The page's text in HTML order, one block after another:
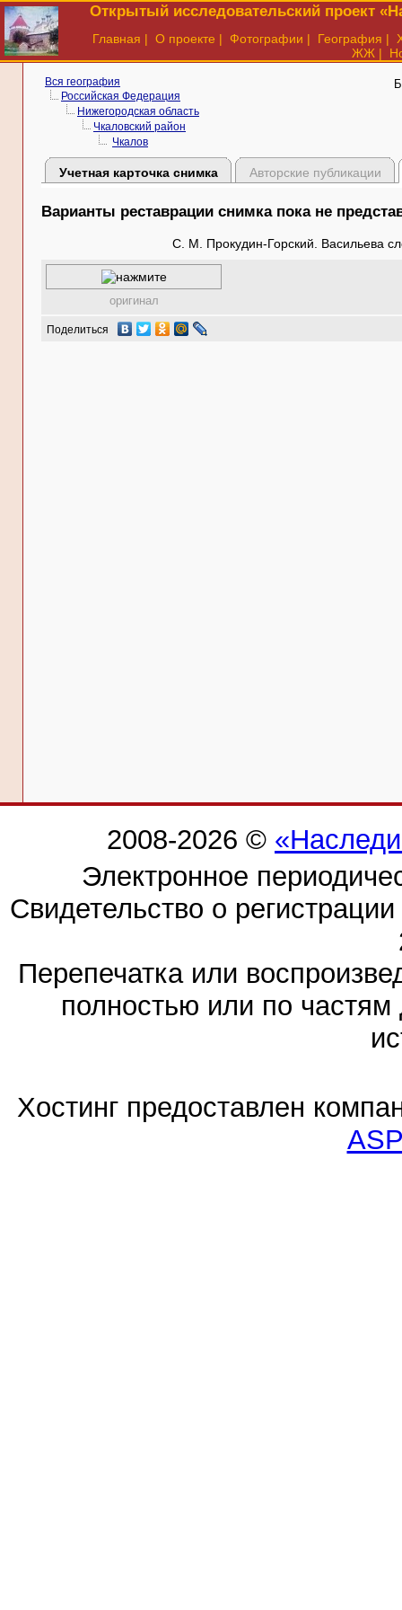
Открытый исследовательский проект
Главная | О проекте | Фотографии | География |
ЖЖ |
Вся география
Российская Федерация
Нижегородская область
Чкаловский район
Чкалов
Учетная карточка снимка Авторские публикации
Варианты реставрации снимка пока не
С. М. Прокудин-Горский. Васильева
оригинал
Поделиться
2008-2026 ©
Электронное
Свидетельство о
Перепечатка или
полностью или по частям
Хостинг предоставлен